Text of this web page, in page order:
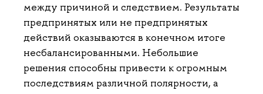
между причиной и следствием. Результаты
предпринятых или не предпринятых
действий оказываются в конечном итоге
несбалансированными. Небольшие
решения способны привести к огромным
последствиям различной полярности, а